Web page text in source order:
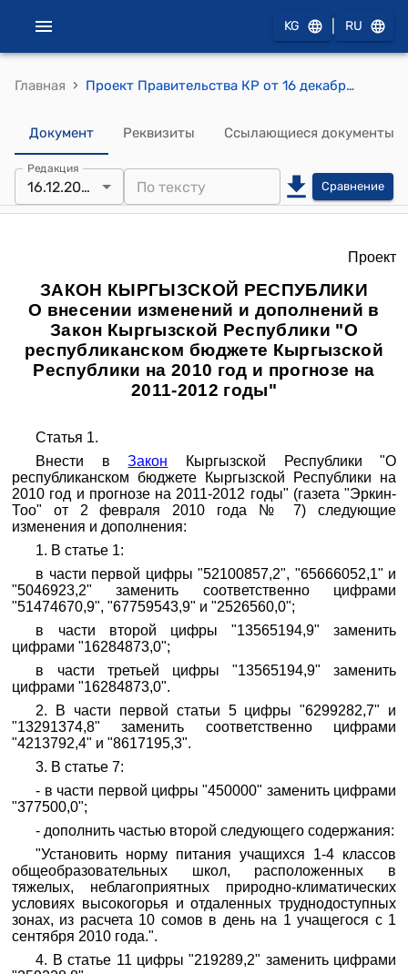
KG RU
Главная › Проект Правительства КР от 16 декабря 2010 года №326 "АКОН КЫРГЫЗСКОЙ РЕСПУБЛИКИ "О внесении изменений и дополнений в Закон Кыргызской Республики "О республиканском бюджете Кыргызской Республики на 2010 год и прогнозе на 2011-2012 годы"
Документ Реквизиты Ссылающиеся документы
Редакция
16.12.2010 Сравнение